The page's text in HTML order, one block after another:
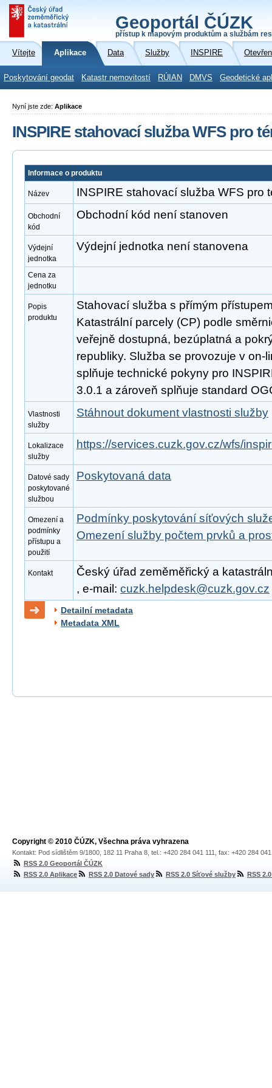
Geoportál ČÚZK
přístup k mapovým produktům a službám
Vítejte Aplikace Data Služby INSPIRE
Poskytování geodat Katastr nemovitostí RÚIAN DMVS Geodetické
Nyní jste zde: Aplikace
INSPIRE stahovací služba WFS pro
Informace o produktu
Název INSPIRE stahovací služba WFS pro
Obchodní
kód
Obchodní kód není stanoven
Výdejní
jednotka
Výdejní jednotka není stanovena
Cena za
jednotku
Popis
produktu
Stahovací služba s přímým
Katastrální parcely (CP) podle
veřejně dostupná, bezúplatná a
republiky. Služba se provozuje v on-
splňuje technické pokyny pro
3.0.1 a zároveň splňuje standard
Vlastnosti
služby
Stáhnout dokument vlastnosti služby
Lokalizace
služby
https://services.cuzk.gov.cz/wfs/
Datové sady
poskytované
službou
Poskytovaná data
Omezení a
podmínky
přístupu a
použití
Podmínky poskytování síťových
Omezení služby počtem prvků a
Kontakt
Český úřad zeměměřický a
, e-mail: cuzk.helpdesk@cuzk.gov.cz
Detailní metadata
Metadata XML
Copyright © 2010 ČÚZK, Všechna práva vyhrazena
Kontakt: Pod sídlištěm 9/1800, 182 11 Praha 8, tel.: +420 284 041 111, fax: +420 284
RSS 2.0 Geoportál ČÚZK
RSS 2.0 Aplikace
RSS 2.0 Datové sady RSS 2.0 Síťové služby RSS